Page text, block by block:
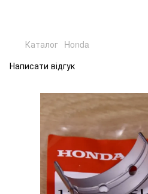
Каталог Honda
Написати відгук